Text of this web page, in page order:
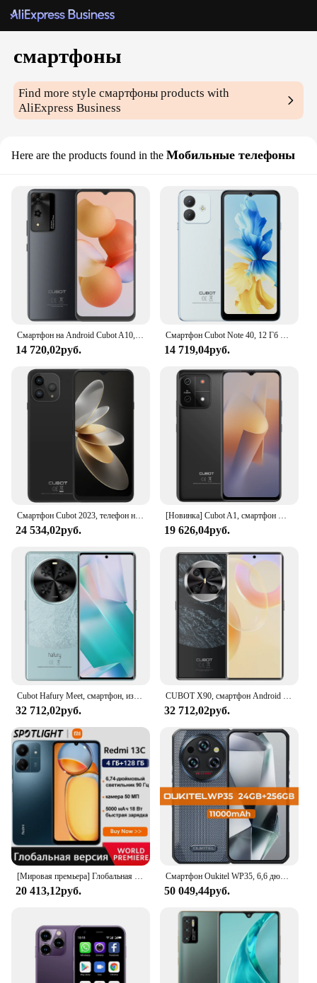
смартфоны
Find more styleсмартфоны products with
AliExpress Business
Here are the products found in the Мобильные телефоны
Смартфон на Android Cubot A10, 12 Гб ОЗУ (4 Гб + 8 ГБ), 128 Гб ПЗУ, Восьмиядерный процессор, 6,3-дюймовый экран 90 Гц, 6,56 мАч, 48 МП, стандартный Wi-Fi, телефон 4G
14 720,02руб.
Смартфон Cubot Note 40, 12 Гб ОЗУ (6 ГБ + 6 ГБ ОЗУ) + 256 Гб ПЗУ, основная камера 50 МП, дисплей 6,56 дюйма 90 Гц, аккумулятор 5200 мАч, GPS
14 719,04руб.
Смартфон Cubot 2023, телефон на базе Android 13, 8 Гб ОЗУ, 256 ГБ/512 Гб ПЗУ, большой экран 6,583 дюйма, камера 48 МП
24 534,02руб.
[Новинка] Cubot A1, смартфон Android 13, восьмиядерный процессор, 8 ГБ ОЗУ(4 ГБ + 4 ГБ расширенной), 128 ГБ ПЗУ, 6,56-дюймовый экран HD+, камера 13 МП, 5100 мАч, Face ID, 4G телефоны смартфоны, телефон
19 626,04руб.
Cubot Hafury Meet, смартфон, изогнутый экран AMOLED с 6,67 дюйма, частотой 120 Гц, 24 ГБ ОЗУ (12 ГБ + 12 ГБ расширенной), 256 ГБ ПЗУ, Helio G99, камера 100 МП, NFC, 4G телефон, глобальная версия, OTG телефоны смартфоны
32 712,02руб.
CUBOT X90, смартфон Android 14, 32 ГБ ОЗУ (16 ГБ + 16 ГБ расширенной), 256 ГБ ПЗУ, 6,67-дюйма изогнутый AMOLED-дисплей с частотой 120 Гц, Helio G99, NFC, камера 100 МП, 4G телефон, добавить в корзину
32 712,02руб.
[Мировая премьера] Глобальная версия Смартфон Xiaomi Redmi 13C с MIUI 14 MTK Helio G85 Восьмиядерный процессор 50 МП Камера 5000 мАч 90 Гц Дисплей 6,74 дюйма
20 413,12руб.
Смартфон Oukitel WP35, 6,6 дюйма, 2,4 мАч, 24 GB + 256 GB 11000 ГБ, Android 14, 64 мп NFC
50 049,44руб.